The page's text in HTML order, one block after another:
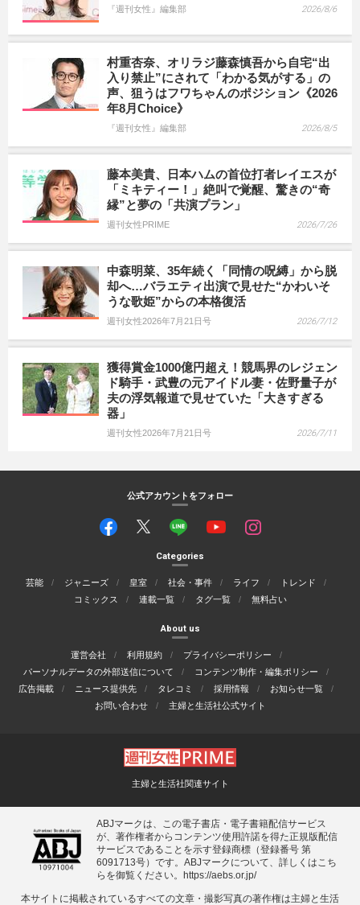
『週刊女性』編集部 2026/8/6
村重杏奈、オリラジ藤森慎吾から自宅“出
入り禁止”にされて「わかる気がする」の
声、狙うはフワちゃんのポジション《2026
年8月Choice》
『週刊女性』編集部 2026/8/5
藤本美貴、日本ハムの首位打者レイエスが
「ミキティー！」絶叫で覚醒、驚きの“奇
縁”と夢の「共演プラン」
週刊女性PRIME 2026/7/26
中森明菜、35年続く「同情の呪縛」から脱
却へ…バラエティ出演で見せた“かわいそ
うな歌姫”からの本格復活
週刊女性2026年7月21日号 2026/7/12
獲得賞金1000億円超え！競馬界のレジェン
ド騎手・武豊の元アイドル妻・佐野量子が
夫の浮気報道で見せていた「大きすぎる
器」
週刊女性2026年7月21日号 2026/7/11
公式アカウントをフォロー
Categories
芸能 ジャニーズ 皇室 社会・事件 ライフ
トレンド
コミックス
連載一覧 タグ一覧 無料占い
About us
運営会社 利用規約
プライバシーポリシー
パーソナルデータの外部送信について
コンテンツ制作・編集ポリシー
広告掲載
ニュース提供先 タレコミ 採用情報
お知らせ一覧
お問い合わせ
主婦と生活社公式サイト
主婦と生活社関連サイト
ABJマークは、この電子書店・電子書籍配信サービス
が、著作権者からコンテンツ使用許諾を得た正規版配信
サービスであることを示す登録商標（登録番号 第
6091713号）です。ABJマークについて、詳しくはこち
らを御覧ください。
https://aebs.or.jp/
本サイトに掲載されているすべての⽂章・撮影写真の著作権は主婦と⽣活